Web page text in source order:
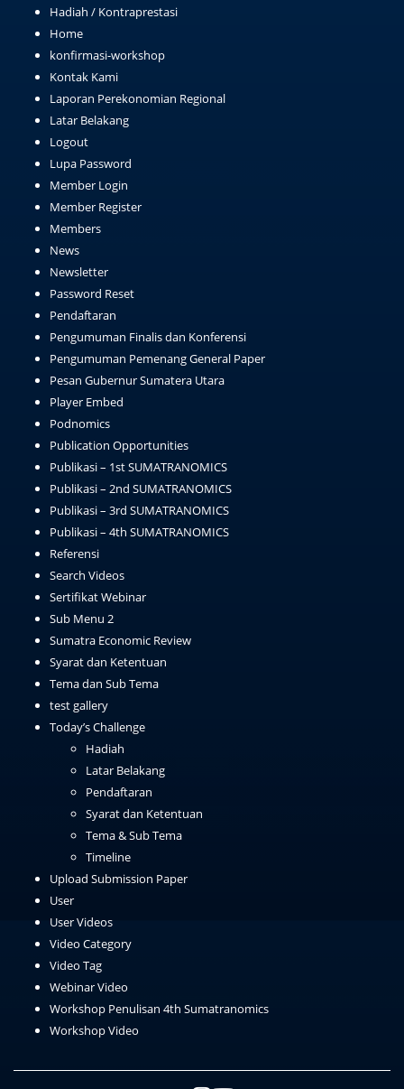
Hadiah / Kontraprestasi
Home
konfirmasi-workshop
Kontak Kami
Laporan Perekonomian Regional
Latar Belakang
Logout
Lupa Password
Member Login
Member Register
Members
News
Newsletter
Password Reset
Pendaftaran
Pengumuman Finalis dan Konferensi
Pengumuman Pemenang General Paper
Pesan Gubernur Sumatera Utara
Player Embed
Podnomics
Publication Opportunities
Publikasi – 1st SUMATRANOMICS
Publikasi – 2nd SUMATRANOMICS
Publikasi – 3rd SUMATRANOMICS
Publikasi – 4th SUMATRANOMICS
Referensi
Search Videos
Sertifikat Webinar
Sub Menu 2
Sumatra Economic Review
Syarat dan Ketentuan
Tema dan Sub Tema
test gallery
Today’s Challenge
Hadiah
Latar Belakang
Pendaftaran
Syarat dan Ketentuan
Tema & Sub Tema
Timeline
Upload Submission Paper
User
User Videos
Video Category
Video Tag
Webinar Video
Workshop Penulisan 4th Sumatranomics
Workshop Video